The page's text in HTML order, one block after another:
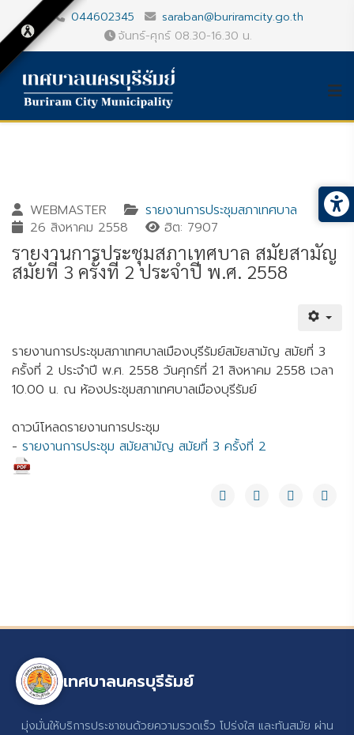
044602345
saraban@buriramcity.go.th
จันทร์-ศุกร์ 08.30-16.30 น.
WEBMASTER
รายงานการประชุมสภาเทศบาล
26 สิงหาคม 2558
ฮิต: 7907
รายงานการประชุมสภาเทศบาล สมัยสามัญ
สมัยที่ 3 ครั้งที่ 2 ประจำปี พ.ศ. 2558
รายงานการประชุมสภาเทศบาลเมืองบุรีรัมย์สมัยสามัญ สมัยที่ 3
ครั้งที่ 2 ประจำปี พ.ศ. 2558 วันศุกร์ที่ 21 สิงหาคม 2558 เวลา
10.00 น. ณ ห้องประชุมสภาเทศบาลเมืองบุรีรัมย์
ดาวน์โหลดรายงานการประชุม
- รายงานการประชุม สมัยสามัญ สมัยที่ 3 ครั้งที่ 2
เทศบาลนครบุรีรัมย์
มุ่งมั่นให้บริการประชาชนด้วยความรวดเร็ว โปร่งใส และทันสมัย ผ่าน